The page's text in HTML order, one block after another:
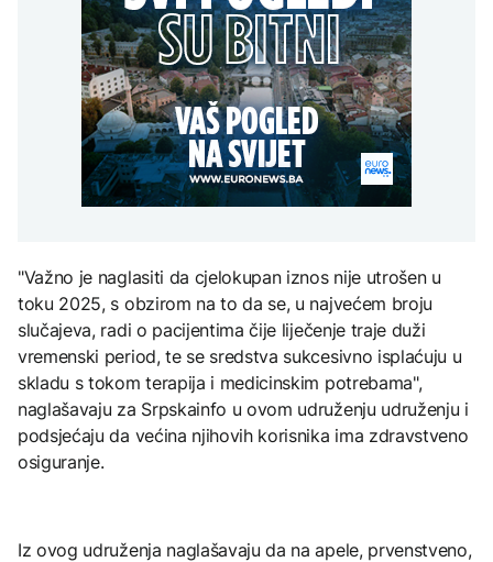
zatvorena obilaznica
uputstva za skreniranje
AKTUELNO
Požar se širi Bijeljinom,
zatvorena obilaznica
AKTUELNO
Plan da se u Crnoj Gori
prave centri za prihvat
migranata? Spajić:
Nismo vodili pregovore
Hirošima obilježava
godišnjicu atomskog
bombardovanja: Poziv
na ukidanje nuklearnog
oružja
FOKUS
Žedni za novcem: Koje bi
nove poreze EU mogla
uvesti od 2028. godine?
spektakl “Brechtovi
duhovi”
TEHNOLOGIJA
Dio rakete SpaceX
velikom brzinom pada
na Mjesec
Britanska kraljevska
kovnica iz elektronskog
otpada izdvaja zlato
"Važno je naglasiti da cjelokupan iznos nije utrošen u
toku 2025, s obzirom na to da se, u najvećem broju
slučajeva, radi o pacijentima čije liječenje traje duži
vremenski period, te se sredstva sukcesivno isplaćuju u
skladu s tokom terapija i medicinskim potrebama",
naglašavaju za Srpskainfo u ovom udruženju udruženju i
podsjećaju da većina njihovih korisnika ima zdravstveno
osiguranje.
Iz ovog udruženja naglašavaju da na apele, prvenstveno,